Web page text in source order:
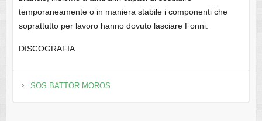
temporaneamente o in maniera stabile i componenti che
soprattutto per lavoro hanno dovuto lasciare Fonni.
DISCOGRAFIA
SOS BATTOR MOROS